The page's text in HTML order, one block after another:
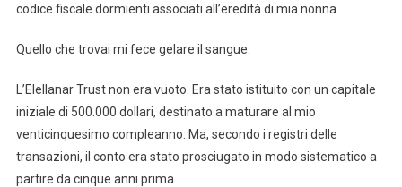
codice fiscale dormienti associati all’eredità di mia nonna.
Quello che trovai mi fece gelare il sangue.
L’Elellanar Trust non era vuoto. Era stato istituito con un capitale
iniziale di 500.000 dollari, destinato a maturare al mio
venticinquesimo compleanno. Ma, secondo i registri delle
transazioni, il conto era stato prosciugato in modo sistematico a
partire da cinque anni prima.